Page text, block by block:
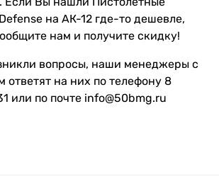
на АК-12 где-то дешевле,
нам и получите скидку!
вопросы, наши менеджеры с
ответят на них по телефону 8
или по почте info@50bmg.ru